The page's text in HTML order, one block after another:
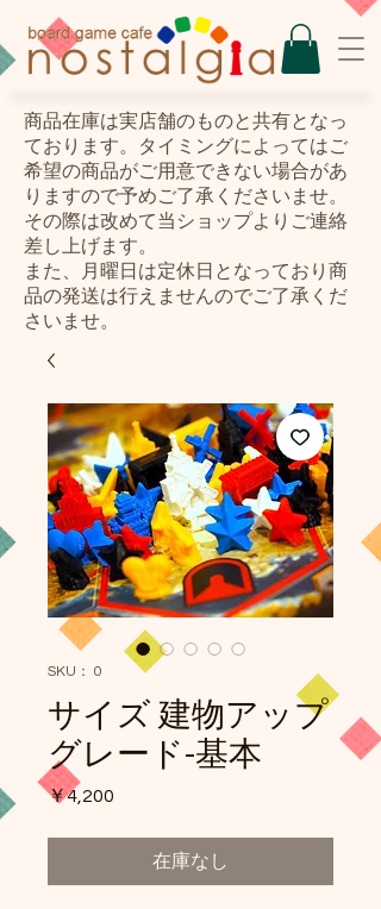
​商品在庫は実店舗のものと共有となっ
ております。タイミングによってはご
希望の商品がご用意できない場合があ
りますので予めご了承くださいませ。
その際は改めて当ショップよりご連絡
差し上げます。
また、月曜日は定休日となっており商
品の発送は行えませんのでご了承くだ
さいませ。
SKU： 0
サイズ 建物アップ
グレード-基本
￥4,200
在庫なし